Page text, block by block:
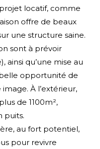
locatif, comme
offre de beaux
une structure saine.
sont à prévoir
ainsi qu’une mise au
opportunité de
À l’extérieur,
de 1100m²,
puits.
au fort potentiel,
pour revivre